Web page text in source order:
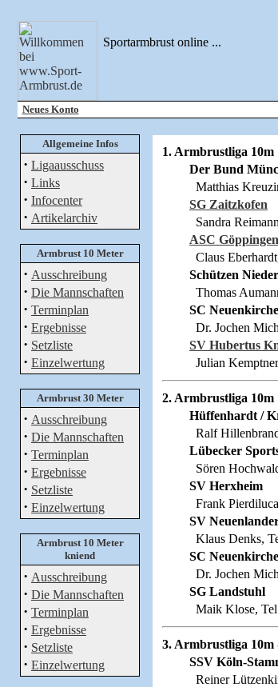
Sportarmbrust online ...
Neues Konto
Allgemeine Infos
· Ligaausschuss
· Links
· Infocenter
· Artikelarchiv
Armbrust 10 Meter
· Ausschreibung
· Die Mannschaften
· Terminplan
· Ergebnisse
· Setzliste
· Einzelwertung
Armbrust 30 Meter
· Ausschreibung
· Die Mannschaften
· Terminplan
· Ergebnisse
· Setzliste
· Einzelwertung
Armbrust 10 Meter
kniend
· Ausschreibung
· Die Mannschaften
· Terminplan
· Ergebnisse
· Setzliste
· Einzelwertung
1. Armbrustliga 10m
Der Bund
Matthias
SG Zaitzkofen
Sandra
ASC Göppingen
Claus
Schützen
Thomas
SC
Dr. Jochen
SV Hubertus
Julian
2. Armbrustliga 10m
Hüffenhardt /
Ralf
Lübecker
Sören
SV Herxheim
Frank
SV
Klaus Denks,
SC
Dr. Jochen
SG Landstuhl
Maik Klose,
3. Armbrustliga 10m
SSV Köln-
Reiner